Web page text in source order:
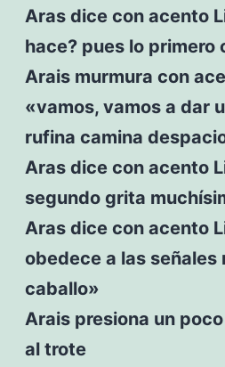
Aras dice con acento
hace? pues lo primero
Arais murmura con
«vamos, vamos a dar
rufina camina
Aras dice con acento
segundo grita
Aras dice con acento
obedece a las señales
caballo»
Arais presiona un
al trote